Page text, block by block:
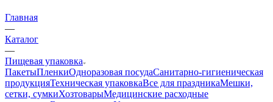
Главная
—
Каталог
—
Пищевая упаковка
ПакетыПленкиОдноразовая посудаСанитарно-гигиеническая
продукцияТехническая упаковкаВсе для праздникаМешки,
сетки, сумкиХозтоварыМедицинские расходные